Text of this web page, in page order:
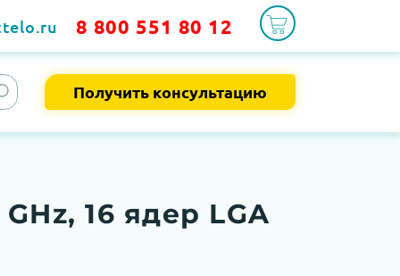
8 800 551 80 12
Получить консультацию
16 ядер LGA